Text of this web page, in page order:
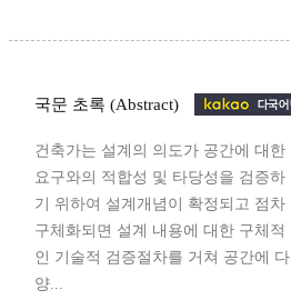
국문 초록 (Abstract)
건축가는 설계의 의도가 공간에 대한
요구와의 적합성 및 타당성을 검증하
기 위하여 설계개념이 확정되고 점차
구체화되면 설계 내용에 대한 구체적
인 기술적 검증절차를 거쳐 공간에 다
양...